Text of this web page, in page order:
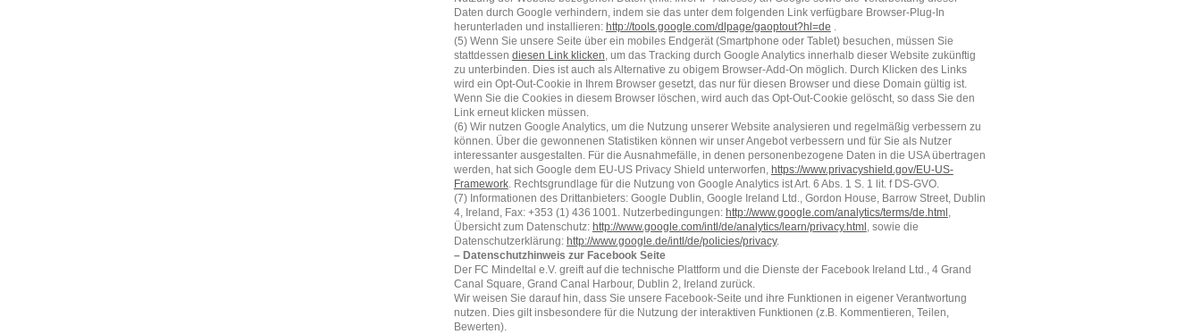
Daten durch Google verhindern, indem sie das unter dem folgenden Link verfügbare Browser-Plug-In
herunterladen und installieren: http://tools.google.com/dlpage/gaoptout?hl=de .
(5) Wenn Sie unsere Seite über ein mobiles Endgerät (Smartphone oder Tablet) besuchen, müssen Sie
stattdessen diesen Link klicken, um das Tracking durch Google Analytics innerhalb dieser Website zukünftig
zu unterbinden. Dies ist auch als Alternative zu obigem Browser-Add-On möglich. Durch Klicken des Links
wird ein Opt-Out-Cookie in Ihrem Browser gesetzt, das nur für diesen Browser und diese Domain gültig ist.
Wenn Sie die Cookies in diesem Browser löschen, wird auch das Opt-Out-Cookie gelöscht, so dass Sie den
Link erneut klicken müssen.
(6) Wir nutzen Google Analytics, um die Nutzung unserer Website analysieren und regelmäßig verbessern zu
können. Über die gewonnenen Statistiken können wir unser Angebot verbessern und für Sie als Nutzer
interessanter ausgestalten. Für die Ausnahmefälle, in denen personenbezogene Daten in die USA übertragen
werden, hat sich Google dem EU-US Privacy Shield unterworfen, https://www.privacyshield.gov/EU-US-
Framework. Rechtsgrundlage für die Nutzung von Google Analytics ist Art. 6 Abs. 1 S. 1 lit. f DS-GVO.
(7) Informationen des Drittanbieters: Google Dublin, Google Ireland Ltd., Gordon House, Barrow Street, Dublin
4, Ireland, Fax: +353 (1) 436 1001. Nutzerbedingungen: http://www.google.com/analytics/terms/de.html,
Übersicht zum Datenschutz: http://www.google.com/intl/de/analytics/learn/privacy.html, sowie die
Datenschutzerklärung: http://www.google.de/intl/de/policies/privacy.
– Datenschutzhinweis zur Facebook Seite
Der FC Mindeltal e.V. greift auf die technische Plattform und die Dienste der Facebook Ireland Ltd., 4 Grand
Canal Square, Grand Canal Harbour, Dublin 2, Ireland zurück.
Wir weisen Sie darauf hin, dass Sie unsere Facebook-Seite und ihre Funktionen in eigener Verantwortung
nutzen. Dies gilt insbesondere für die Nutzung der interaktiven Funktionen (z.B. Kommentieren, Teilen,
Bewerten).